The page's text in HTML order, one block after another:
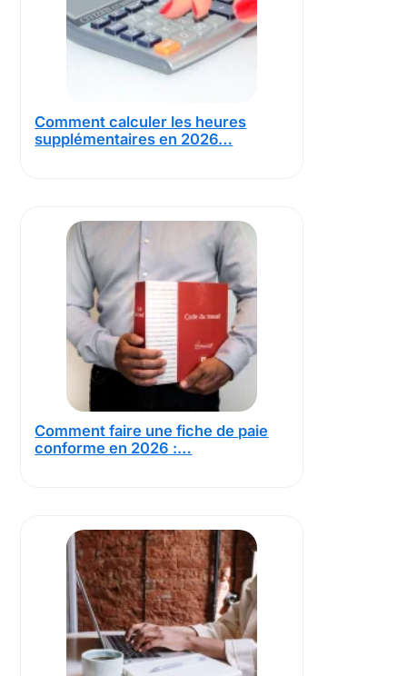
Comment calculer les heures
supplémentaires en 2026…
Comment faire une fiche de paie
conforme en 2026 :…